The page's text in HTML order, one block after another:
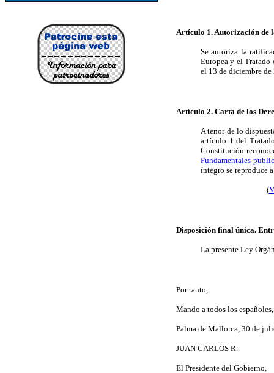
Artículo 1. Autorización de
Se autoriza la
Europea y el
el 13 de diciembre de
Artículo 2. Carta de los
A tenor de lo
artículo 1 del
Constitución
Fundamentales
íntegro se reproduce
(
Disposición final única.
La presente Ley
Por tanto,
Mando a todos los
Palma de Mallorca, 30 de
JUAN CARLOS R.
El Presidente del Gobierno,